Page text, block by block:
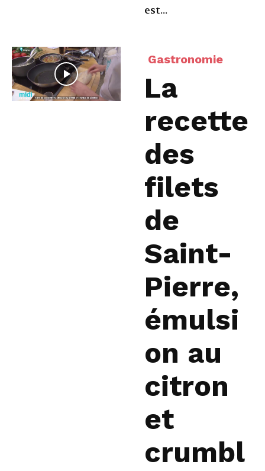
est...
Gastronomie
La
recette
des
filets
de
Saint-
Pierre,
émulsi
on au
citron
et
crumbl